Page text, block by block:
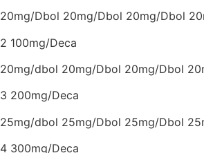
20mg/Dbol 20mg/Dbol 20mg/Dbol
2 100mg/Deca
20mg/dbol 20mg/Dbol 20mg/Dbol
3 200mg/Deca
25mg/dbol 25mg/Dbol 25mg/Dbol
4 300mg/Deca